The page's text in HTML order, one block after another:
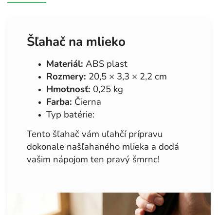
Šľahač na mlieko
Materiál: ABS plast
Rozmery: 20,5 × 3,3 × 2,2 cm
Hmotnosť: 0,25 kg
Farba: Čierna
Typ batérie:
Tento šľahač vám uľahčí prípravu
dokonale našľahaného mlieka a dodá
vašim nápojom ten pravý šmrnc!